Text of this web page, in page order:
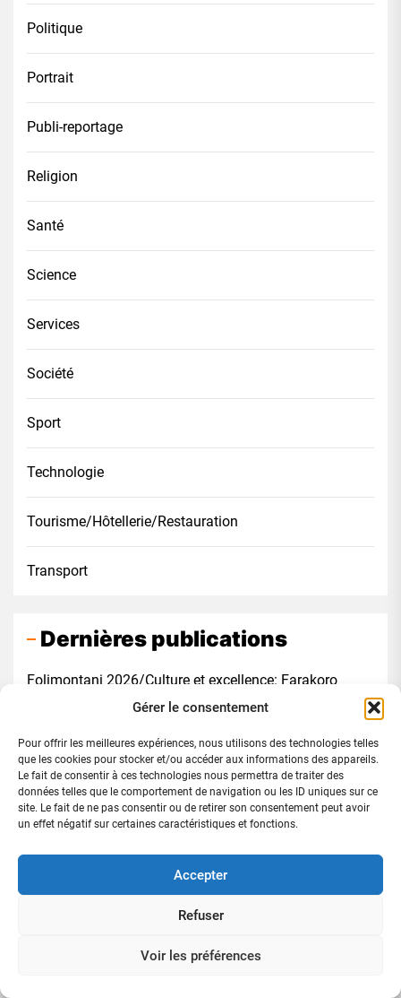
Gérer le consentement
Pour offrir les meilleures expériences, nous utilisons des technologies telles
que les cookies pour stocker et/ou accéder aux informations des appareils.
Le fait de consentir à ces technologies nous permettra de traiter des
données telles que le comportement de navigation ou les ID uniques sur ce
site. Le fait de ne pas consentir ou de retirer son consentement peut avoir
un effet négatif sur certaines caractéristiques et fonctions.
Accepter
Refuser
Voir les préférences
Politique
Portrait
Publi-reportage
Religion
Santé
Science
Services
Société
Sport
Technologie
Tourisme/Hôtellerie/Restauration
Transport
Dernières publications
Folimontani 2026/Culture et excellence: Farakoro
mobilise sa jeunesse autour de l’écoresponsabilité
Mouvements et Associations du PDCI-RDA : le SEMA
interdit la participation officielle des mouvements non
reconnus
l’entrepreneuriat et au développement
unissent leurs forces pour lever les barrières aux